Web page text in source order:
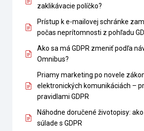
zaklikávacie políčko?
Prístup k e-mailovej schránke
počas neprítomnosti z pohľadu
Ako sa má GDPR zmeniť podľa
Omnibus?
Priamy marketing po novele
elektronických komunikáciách –
pravidlami GDPR
Náhodne doručené životopisy:
súlade s GDPR